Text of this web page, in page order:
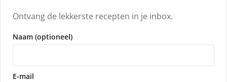
Ontvang de lekkerste recepten in je inbox.
Naam (optioneel)
E-mail